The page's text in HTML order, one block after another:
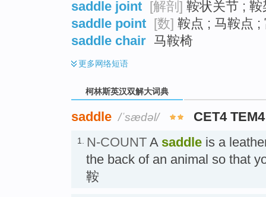
saddle joint [解剖] 鞍状关节 ;
saddle point [数] 鞍点 ; 马鞍点 ;
saddle chair 马鞍椅
更多网络短语
柯林斯英汉双解大词典
saddle /ˈsædəl/ CET4 TEM4
1. N-COUNT A saddle is a
the back of an animal so that
鞍